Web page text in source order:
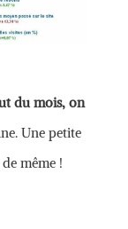
du mois, on
Une petite
même !